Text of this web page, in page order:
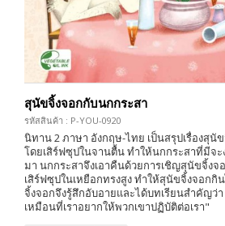
สุนัขจิ้งจอกกับนกกระสา
รหัสสินค้า : P-YOU-0920
นิทาน 2 ภาษา อังกฤษ-ไทย เป็นสรุปเรื่องสุนั
โดยเสิร์ฟซุปในจานตื้น ทำให้นกกระสาที่มีจ
มา นกกระสาจึงเอาคืนด้วยการเชิญสุนัขจิ้งจ
เสิร์ฟซุปในเหยือกทรงสูง ทำให้สุนัขจิ้งจอก
จิ้งจอกจึงรู้สึกอับอายและได้บทเรียนสำคัญว่
เหมือนที่เราอยากให้พวกเขาปฏิบัติต่อเรา"